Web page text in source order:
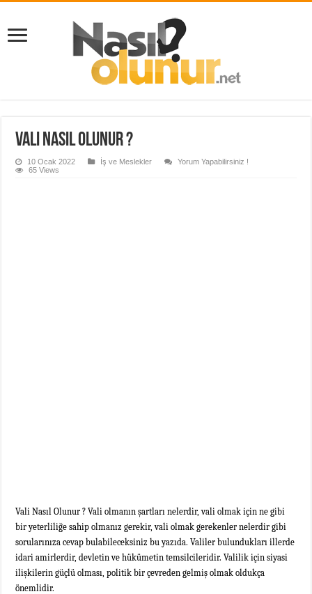
Vali Nasıl Olunur ?
10 Ocak 2022 İş ve Meslekler
Yorum Yapabilirsiniz !
65 Views
Vali Nasıl Olunur ? Vali olmanın şartları nelerdir, vali olmak için ne gibi
bir yeterliliğe sahip olmanız gerekir, vali olmak gerekenler nelerdir gibi
sorularınıza cevap bulabileceksiniz bu yazıda.Valiler bulundukları illerde
idari amirlerdir, devletin ve hükümetin temsilcileridir. Valilik için siyasi
ilişkilerin güçlü olması, politik bir çevreden gelmiş olmak oldukça
önemlidir.